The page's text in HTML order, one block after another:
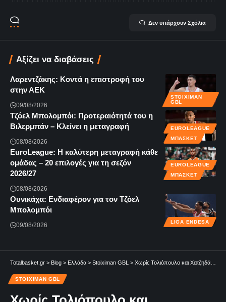
Δεν υπάρχουν Σχόλια
Αξίζει να διαβάσεις
STOIXIMAN
GBL
Λαρεντζάκης: Κοντά η επιστροφή του
στην ΑΕΚ
09/08/2026
EUROLEAGUE
ΜΠΆΣΚΕΤ
Τζόελ Μπολομπόι: Προτεραιότητά του η
Βιλερμπάν – Κλείνει η μεταγραφή
08/08/2026
EUROLEAGUE
ΜΠΆΣΚΕΤ
EuroLeague: Η καλύτερη μεταγραφή κάθε
ομάδας – 20 επιλογές για τη σεζόν
2026/27
08/08/2026
LIGA ENDESA
Ουνικάχα: Ενδιαφέρον για τον Τζόελ
Μπολομπόι
09/08/2026
Totalbasket.gr > Blog > Ελλάδα > Stoiximan GBL > Χωρίς Τολιόπουλο και Χατζηδάκη απέναντι στην Καρδίτσα ο Άρης
STOIXIMAN GBL